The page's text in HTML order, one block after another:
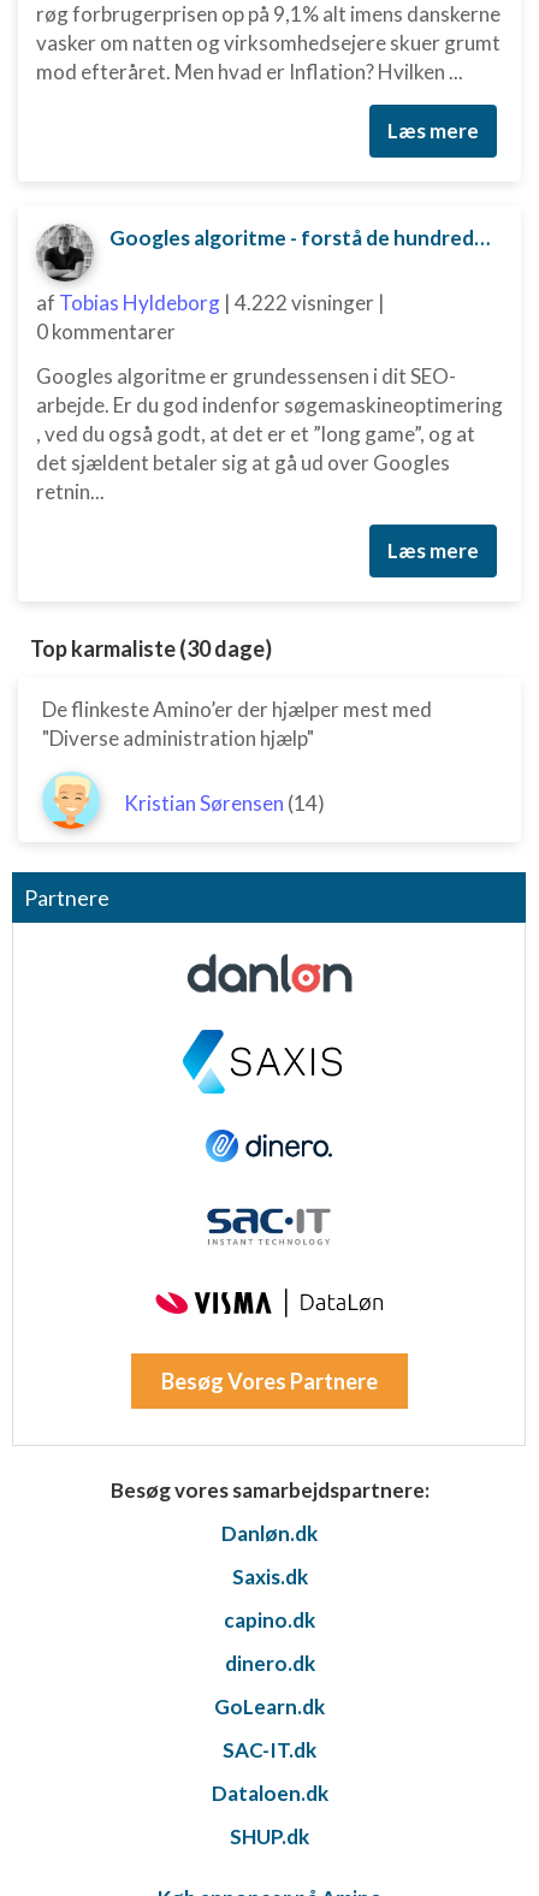
røg forbrugerprisen op på 9,1% alt imens danskerne
vasker om natten og virksomhedsejere skuer grumt
mod efteråret. Men hvad er Inflation? Hvilken ...
Læs mere
Googles algoritme - forstå de hundredvis af parametre bag
af Tobias Hyldeborg | 4.222 visninger |
0 kommentarer
Googles algoritme er grundessensen i dit SEO-
arbejde. Er du god indenfor søgemaskineoptimering
, ved du også godt, at det er et ”long game”, og at
det sjældent betaler sig at gå ud over Googles
retnin...
Læs mere
Top karmaliste (30 dage)
De flinkeste Amino’er der hjælper mest med
"Diverse administration hjælp"
Kristian Sørensen (14)
Partnere
Besøg Vores Partnere
Besøg vores samarbejdspartnere:
Danløn.dk
Saxis.dk
capino.dk
dinero.dk
GoLearn.dk
SAC-IT.dk
Dataloen.dk
SHUP.dk